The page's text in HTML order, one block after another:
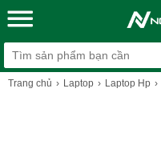
Trang chủ Laptop Laptop Hp